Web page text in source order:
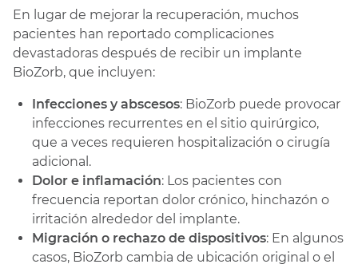
En lugar de mejorar la recuperación, muchos
pacientes han reportado complicaciones
devastadoras después de recibir un implante
BioZorb, que incluyen:
Infecciones y abscesos: BioZorb puede provocar
infecciones recurrentes en el sitio quirúrgico,
que a veces requieren hospitalización o cirugía
adicional.
Dolor e inflamación: Los pacientes con
frecuencia reportan dolor crónico, hinchazón o
irritación alrededor del implante.
Migración o rechazo de dispositivos: En algunos
casos, BioZorb cambia de ubicación original o el